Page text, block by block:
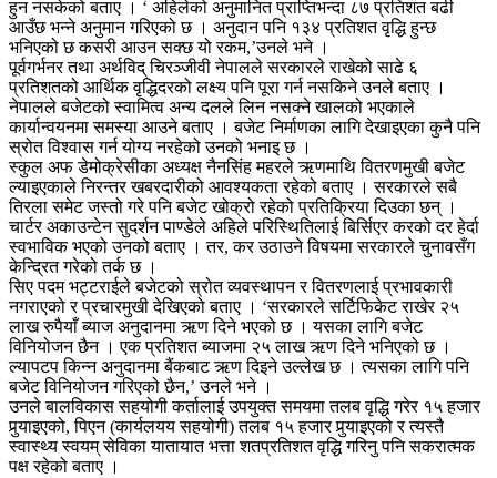
हुन नसकेको बताए । ‘ अहिलेको अनुमानित प्राप्तिभन्दा ८७ प्रतिशत बढी
आउँछ भन्ने अनुमान गरिएको छ । अनुदान पनि १३४ प्रतिशत वृद्धि हुन्छ
भनिएको छ कसरी आउन सक्छ यो रकम,’उनले भने ।
पूर्वगर्भनर तथा अर्थविद् चिरञ्जीवी नेपालले सरकारले राखेको साढे ६
प्रतिशतको आर्थिक वृद्धिदरको लक्ष्य पनि पूरा गर्न नसकिने उनले बताए ।
नेपालले बजेटको स्वामित्व अन्य दलले लिन नसक्ने खालको भएकाले
कार्यान्वयनमा समस्या आउने बताए । बजेट निर्माणका लागि देखाइएका कुनै पनि
स्रोत विश्वास गर्न योग्य नरहेको उनको भनाइ छ ।
स्कुल अफ डेमोक्रेसीका अध्यक्ष नैनसिंह महरले ऋणमाथि वितरणमुखी बजेट
ल्याइएकाले निरन्तर खबरदारीको आवश्यकता रहेको बताए । सरकारले सबै
तिरला समेट जस्तो गरे पनि बजेट खोक्रो रहेको प्रतिक्रिया दिउका छन् ।
चार्टर अकाउन्टेन सुदर्शन पाण्डेले अहिले परिस्थितिलाई बिर्सिएर करको दर हेर्दा
स्वभाविक भएको उनको बताए । तर, कर उठाउने विषयमा सरकारले चुनावसँग
केन्द्रित गरेको तर्क छ ।
सिए पदम भट्टराईले बजेटको स्रोत व्यवस्थापन र वितरणलाई प्रभावकारी
नगराएको र प्रचारमुखी देखिएको बताए । ‘सरकारले सर्टिफिकेट राखेर २५
लाख रुपैयाँ ब्याज अनुदानमा ऋण दिने भएको छ । यसका लागि बजेट
विनियोजन छैन । एक प्रतिशत ब्याजमा २५ लाख ऋण दिने भनिएको छ ।
ल्यापटप किन्न अनुदानमा बैंकबाट ऋण दिइने उल्लेख छ । त्यसका लागि पनि
बजेट विनियोजन गरिएको छैन,’ उनले भने ।
उनले बालविकास सहयोगी कर्तालाई उपयुक्त समयमा तलब वृद्धि गरेर १५ हजार
पुर्‍याइएक‍ो, पिएन (कार्यलयय सहयोगी) तलब १५ हजार पुर्‍याइएको र त्यस्तै
स्वास्थ्य स्वयम् सेविका यातायात भत्ता शतप्रतिशत वृद्धि गरिनु पनि सकरात्मक
पक्ष रहेको बताए ।